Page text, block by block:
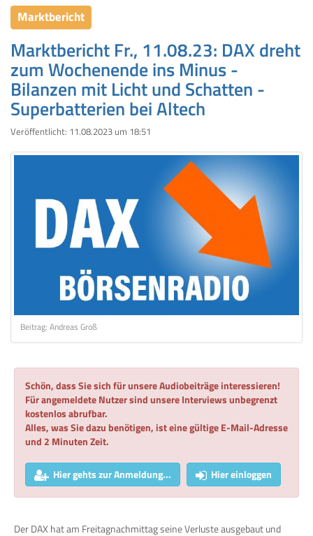
Marktbericht
Marktbericht Fr., 11.08.23: DAX dreht
zum Wochenende ins Minus -
Bilanzen mit Licht und Schatten -
Superbatterien bei Altech
Veröffentlicht: 11.08.2023 um 18:51
Beitrag: Andreas Groß
Schön, dass Sie sich für unsere Audiobeiträge interessieren!
Für angemeldete Nutzer sind unsere Interviews unbegrenzt
kostenlos abrufbar.
Alles, was Sie dazu benötigen, ist eine gültige E-Mail-Adresse
und 2 Minuten Zeit.
Hier gehts zur Anmeldung... Hier einloggen
Der DAX hat am Freitagnachmittag seine Verluste ausgebaut und